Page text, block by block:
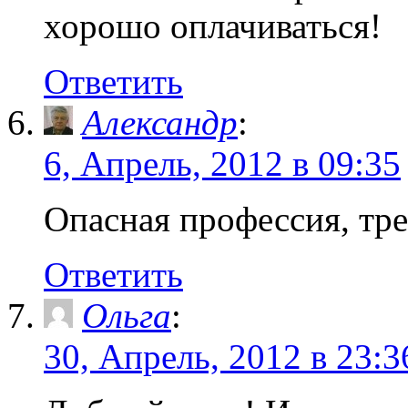
хорошо оплачиваться!
Ответить
Александр:
6, Апрель, 2012 в 09:35
Опасная профессия,
Ответить
Ольга:
30, Апрель, 2012 в